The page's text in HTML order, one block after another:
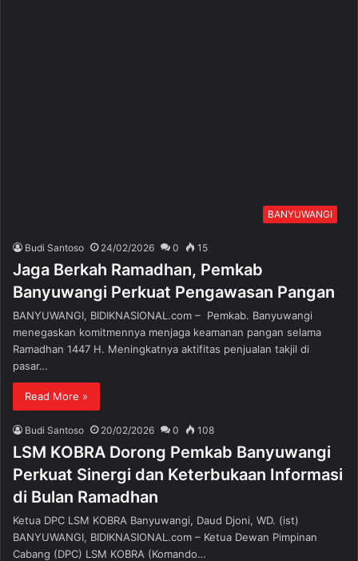
BANYUWANGI
Budi Santoso 24/02/2026 0 15
Jaga Berkah Ramadhan, Pemkab
Banyuwangi Perkuat Pengawasan Pangan
BANYUWANGI, BIDIKNASIONAL.com – Pemkab. Banyuwangi
menegaskan komitmennya menjaga keamanan pangan selama
Ramadhan 1447 H. Meningkatnya aktifitas penjualan takjil di
pasar…
Read More »
Budi Santoso 20/02/2026 0 108
LSM KOBRA Dorong Pemkab Banyuwangi
Perkuat Sinergi dan Keterbukaan Informasi
di Bulan Ramadhan
Ketua DPC LSM KOBRA Banyuwangi, Daud Djoni, WD. (ist)
BANYUWANGI, BIDIKNASIONAL.com – Ketua Dewan Pimpinan
Cabang (DPC) LSM KOBRA (Komando…